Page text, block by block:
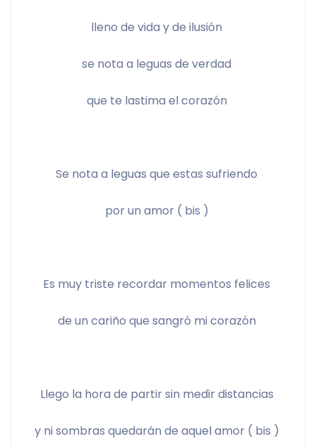
lleno de vida y de ilusión
se nota a leguas de verdad
que te lastima el corazón
Se nota a leguas que estas sufriendo
por un amor ( bis )
Es muy triste recordar momentos felices
de un cariño que sangró mi corazón
Llego la hora de partir sin medir distancias
y ni sombras quedarán de aquel amor ( bis )